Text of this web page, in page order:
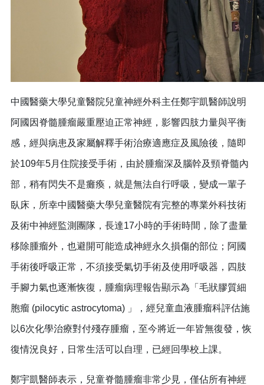
中國醫藥大學兒童醫院兒童神經外科主任鄭宇凱醫師說明
阿國因脊髓腫瘤嚴重壓迫正常神經，影響四肢力量與平衡
感，經與病患及家屬解釋手術治療適應症及風險後，隨即
於109年5月住院接受手術，由於腫瘤深及腦幹及頸脊髓內
部，稍有閃失不是癱瘓，就是無法自行呼吸，變成一輩子
臥床，所幸中國醫藥大學兒童醫院有完整的專業外科技術
及術中神經監測團隊，長達17小時的手術時間，除了盡量
移除腫瘤外，也避開可能造成神經永久損傷的部位；阿國
手術後呼吸正常，不須接受氣切手術及使用呼吸器，四肢
手腳力氣也逐漸恢復，腫瘤病理報告顯示為「毛狀膠質細
胞瘤 (pilocytic astrocytoma) 」，經兒童血液腫瘤科評估施
以6次化學治療對付殘存腫瘤，至今將近一年皆無復發，恢
復情況良好，日常生活可以自理，已經回學校上課。
鄭宇凱醫師表示，兒童脊髓腫瘤非常少見，僅佔所有神經